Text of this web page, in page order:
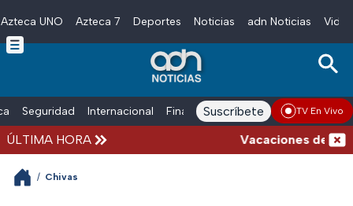
Skip to main content
Azteca UNO Azteca 7 Deportes Noticias adn Noticias
Seguridad Internacional Finanzas adn Noticias Radio
Suscríbete TV En Vivo
ÚLTIMA HORA Vacaciones de
/ Chivas